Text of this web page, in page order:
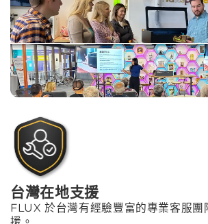
台灣在地支援
FLUX 於台灣有經驗豐富的專業客服團
援。